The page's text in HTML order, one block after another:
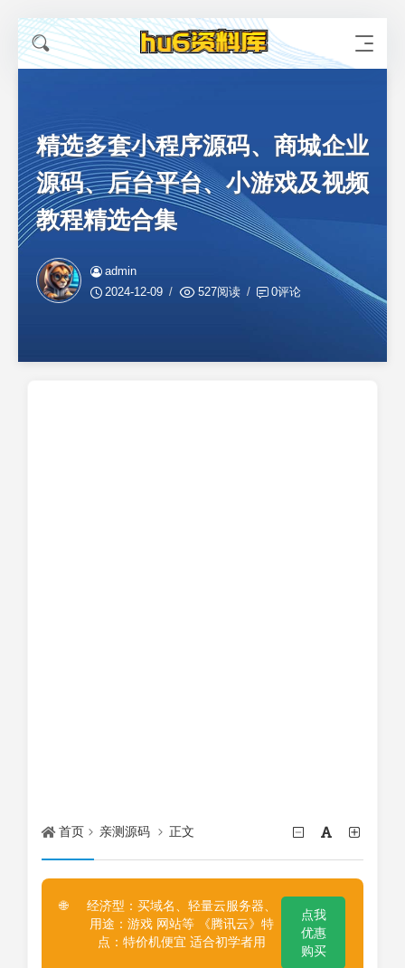
精选多套小程序源码、商城企业
源码、后台平台、小游戏及视频
教程精选合集
admin
2024-12-09
527阅读 0评论
首页 亲测源码 正文
🌐
经济型：买域名、轻量云服务器、
用途：游戏 网站等 《腾讯云》特
点：特价机便宜 适合初学者用
点我
优惠
购买